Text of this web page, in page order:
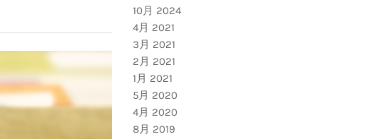
10月 2024
4月 2021
3月 2021
2月 2021
1月 2021
5月 2020
4月 2020
8月 2019